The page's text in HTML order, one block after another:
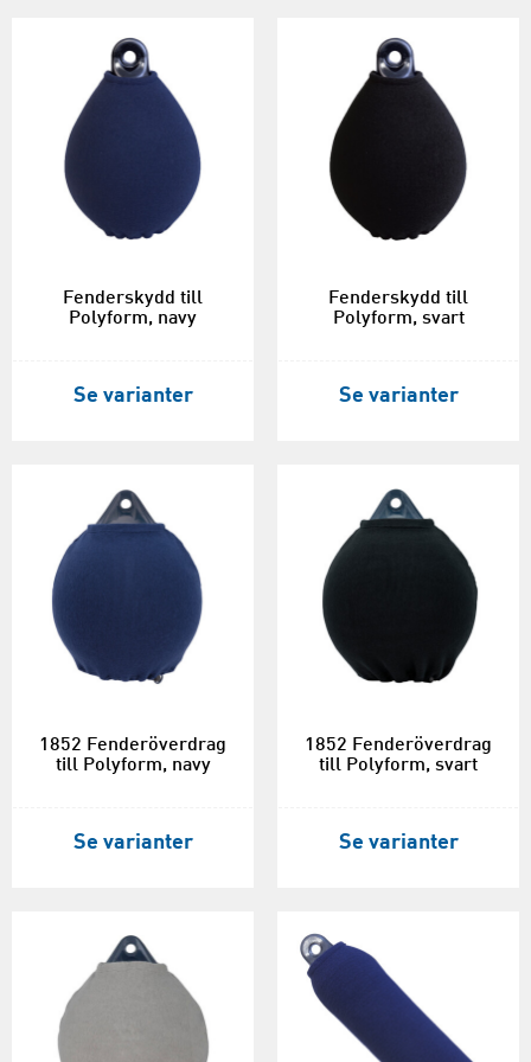
Fenderskydd till
Polyform, navy
Se varianter
Fenderskydd till
Polyform, svart
Se varianter
1852 Fenderöverdrag
till Polyform, navy
Se varianter
1852 Fenderöverdrag
till Polyform, svart
Se varianter